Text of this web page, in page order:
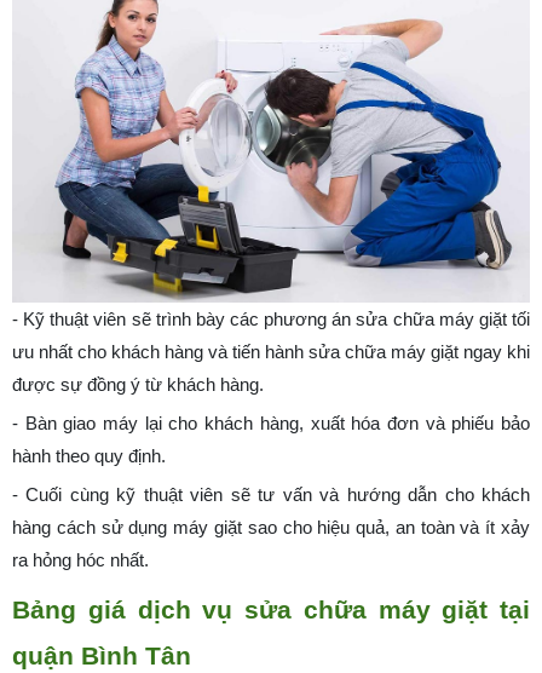
- Kỹ thuật viên sẽ trình bày các phương án sửa chữa máy giặt tối
ưu nhất cho khách hàng và tiến hành sửa chữa máy giặt ngay khi
được sự đồng ý từ khách hàng.
- Bàn giao máy lại cho khách hàng, xuất hóa đơn và phiếu bảo
hành theo quy định.
-Cuối cùng kỹ thuật viên sẽ tư vấn và hướng dẫn cho khách
hàng cách sử dụng máy giặt sao cho hiệu quả, an toàn và ít xảy
ra hỏng hóc nhất.
Bảng giá dịch vụ sửa chữa máy giặt tại
quận Bình Tân